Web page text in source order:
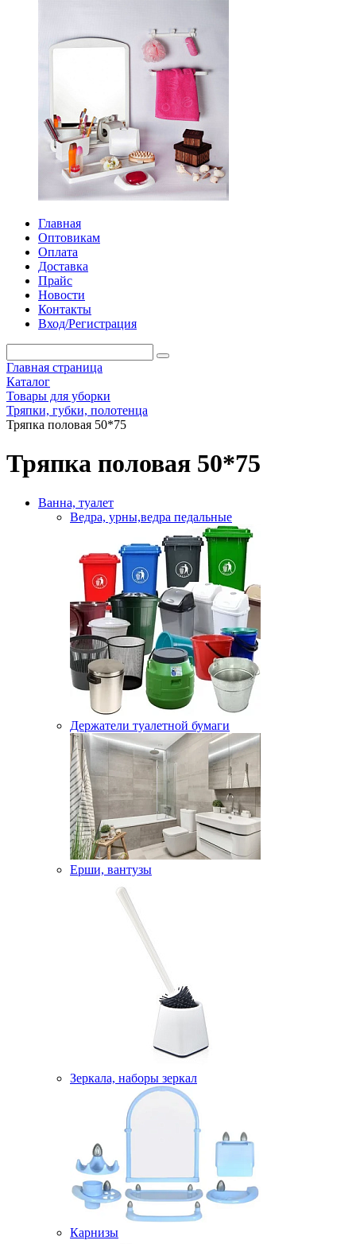
Главная
Оптовикам
Оплата
Доставка
Прайс
Новости
Контакты
Вход/Регистрация
Главная страница
Каталог
Товары для уборки
Тряпки, губки, полотенца
Тряпка половая 50*75
Тряпка половая 50*75
Ванна, туалет
Ведра, урны,ведра педальные
Держатели туалетной бумаги
Ерши, вантузы
Зеркала, наборы зеркал
Карнизы